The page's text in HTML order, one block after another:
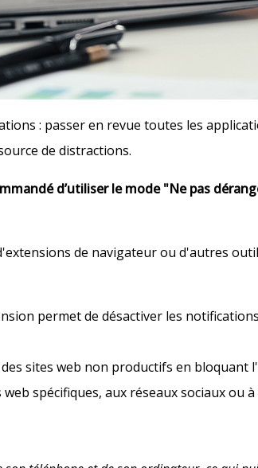
: passer en revue toutes les
de distractions.
d’utiliser le mode "Ne pas
de navigateur ou d'autres
permet de désactiver les
sites web non productifs en bloquant
spécifiques, aux réseaux sociaux ou